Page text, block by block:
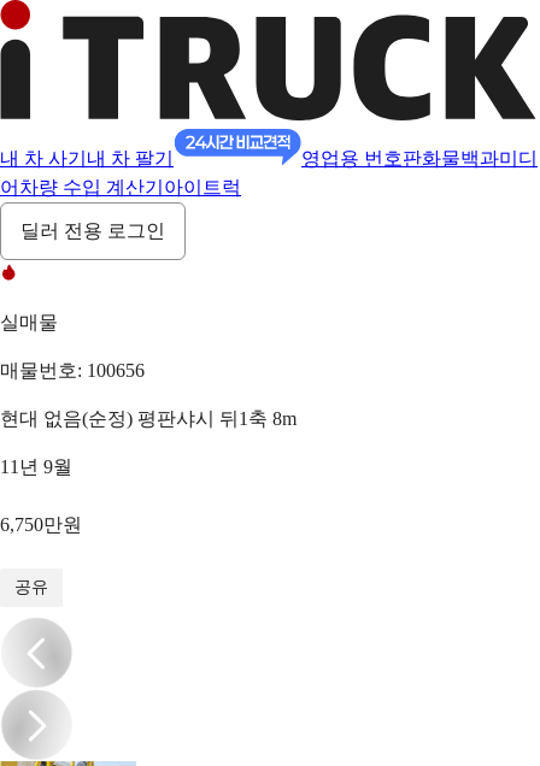
내 차 사기 내 차 팔기 영업용 번호판화물백과미디
어 차량 수입 계산기 아이트럭
딜러 전용 로그인
실매물
매물번호: 100656
현대 없음(순정) 평판샤시 뒤1축 8m
11년 9월
6,750만원
공유
/11